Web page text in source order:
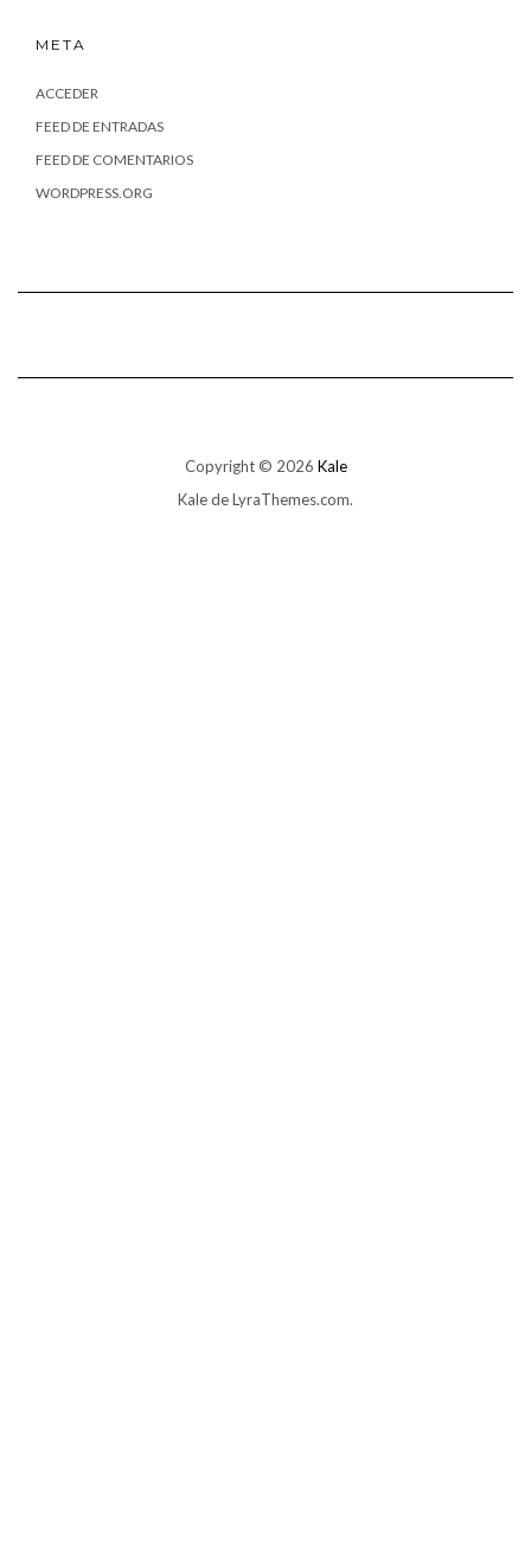
META
ACCEDER
FEED DE ENTRADAS
FEED DE COMENTARIOS
WORDPRESS.ORG
Copyright © 2026 Kale
Kalede LyraThemes.com.